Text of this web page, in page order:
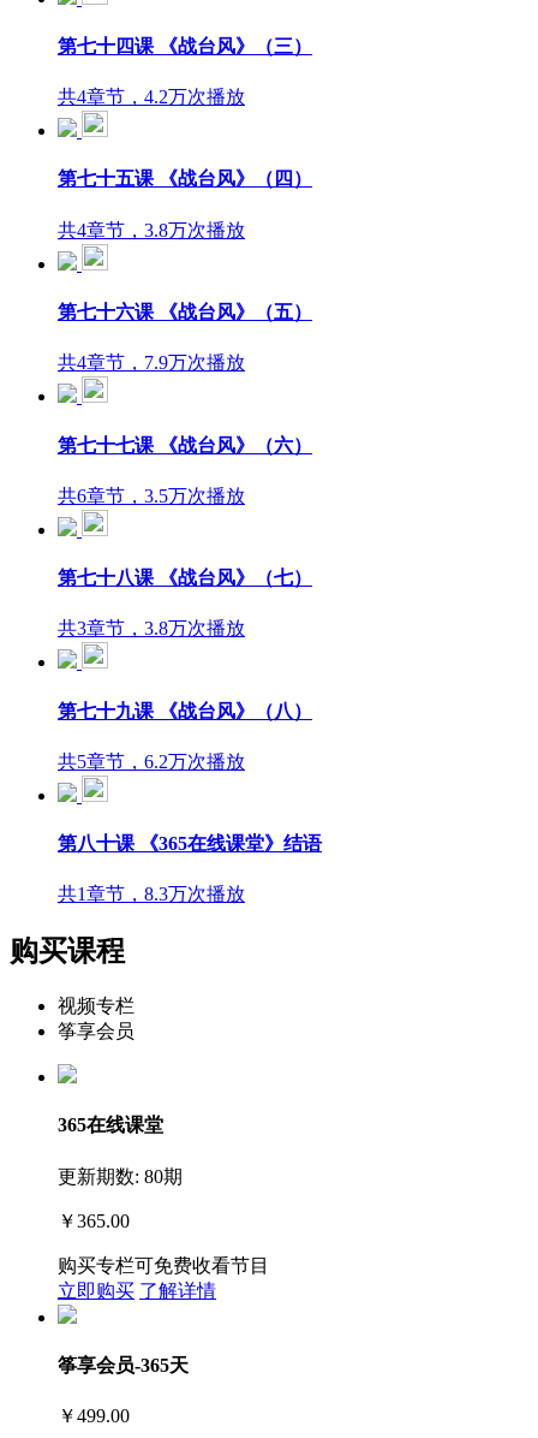
第七十四课 《战台风》（三）
共4章节，4.2万次播放
第七十五课 《战台风》（四）
共4章节，3.8万次播放
第七十六课 《战台风》（五）
共4章节，7.9万次播放
第七十七课 《战台风》（六）
共6章节，3.5万次播放
第七十八课 《战台风》（七）
共3章节，3.8万次播放
第七十九课 《战台风》（八）
共5章节，6.2万次播放
第八十课 《365在线课堂》结语
共1章节，8.3万次播放
购买课程
视频专栏
筝享会员
365在线课堂
更新期数: 80期
￥365.00
购买专栏可免费收看节目
立即购买 了解详情
筝享会员-365天
￥499.00